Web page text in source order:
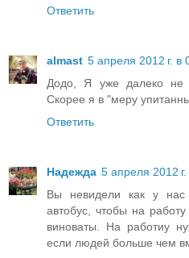
Ответить
almast 5 апреля 2012 г. в
Додо, Я уже далеко не
Скорее я в "меру
Ответить
Надежда 5 апреля 2012
Вы невидели как у
автобус, чтобы на
виноваты. На работиу
если людей больше чем